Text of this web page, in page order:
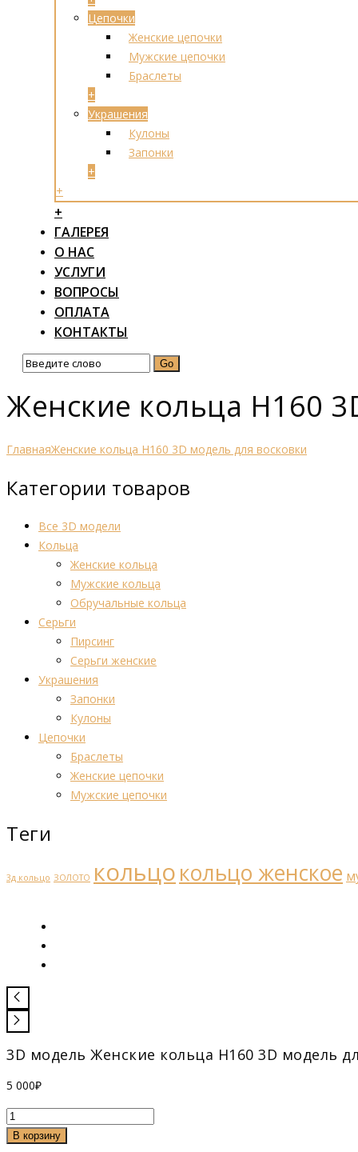
Цепочки
Женские цепочки
Мужские цепочки
Браслеты
+
Украшения
Кулоны
Запонки
+
+
+
ГАЛЕРЕЯ
О НАС
УСЛУГИ
ВОПРОСЫ
ОПЛАТА
КОНТАКТЫ
Женские кольца Н160
ГлавнаяЖенские кольца Н160 3D модель для восковки
Категории товаров
Все 3D модели
Кольца
Женские кольца
Мужские кольца
Обручальные кольца
Серьги
Пирсинг
Серьги женские
Украшения
Запонки
Кулоны
Цепочки
Браслеты
Женские цепочки
Мужские цепочки
Теги
3д кольцо ЗОЛОТО кольцокольцо женское
3D модель Женские кольца Н160 3D модель
5 000₽
Количество
товара
В корзину